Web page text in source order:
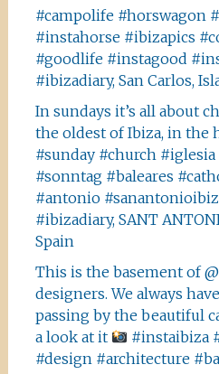
#campolife #horswagon
#instahorse #ibizapics
#goodlife #instagood
#ibizadiary, San Carlos,
In sundays it’s all about
the oldest of Ibiza, in the
#sunday #church
#sonntag #baleares
#antonio
#ibizadiary, SANT
Spain
This is the basement of
designers. We always
passing by the beautiful
a look at it
#instaibiza
#design #architecture